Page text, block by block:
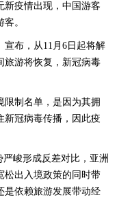
新疫情出现，中国游客
。
宣布，从11月6日起将解
旅游将恢复，新冠病毒
限制名单，是因为其拥
新冠病毒传播，因此疫
峻形成反差对比，亚洲
松出入境政策的同时带
是依赖旅游发展带动经